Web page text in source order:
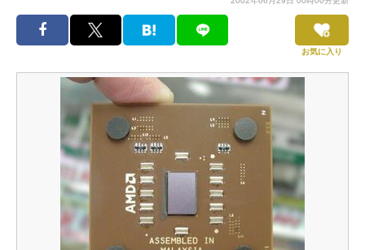
お気に入り